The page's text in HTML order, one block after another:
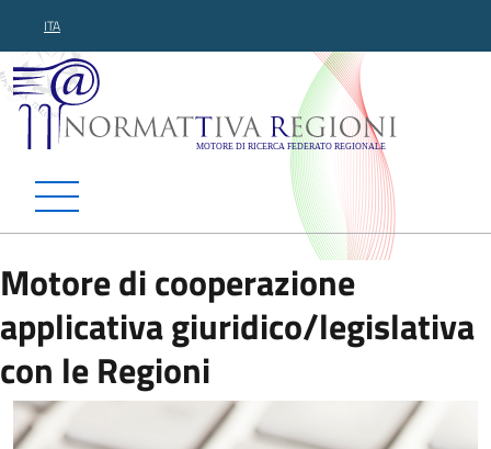
ITA
Normattiva Regioni -
Motore di cooperazione
applicativa giuridico/legislativa
con le Regioni